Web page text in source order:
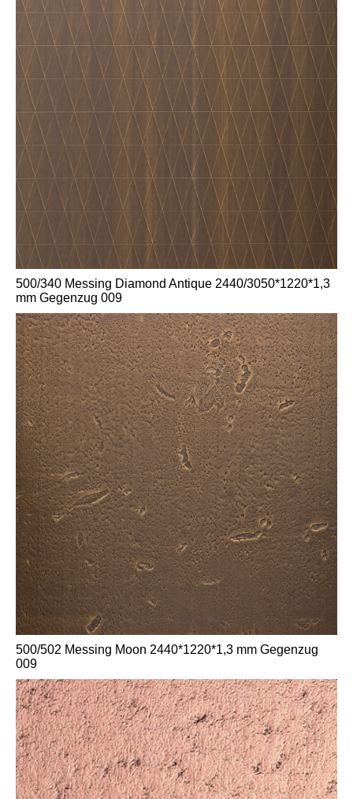
500/340 Messing Diamond Antique 2440/3050*1220*1,3
mm Gegenzug 009
500/502 Messing Moon 2440*1220*1,3 mm Gegenzug
009